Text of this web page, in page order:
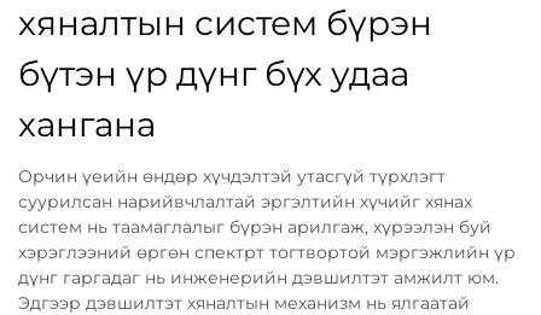
хяналтын систем бүрэн
бүтэн үр дүнг бүх удаа
хангана
Орчин үеийн өндөр хүчдэлтэй утасгүй түрхлэгт
суурилсан нарийвчлалтай эргэлтийн хүчийг хянах
систем нь таамаглалыг бүрэн арилгаж, хүрээлэн буй
хэрэглээний өргөн спектрт тогтвортой мэргэжлийн үр
дүнг гаргадаг нь инженерийн дэвшилтэт амжилт юм.
Эдгээр дэвшилтэт хяналтын механизм нь ялгаатай